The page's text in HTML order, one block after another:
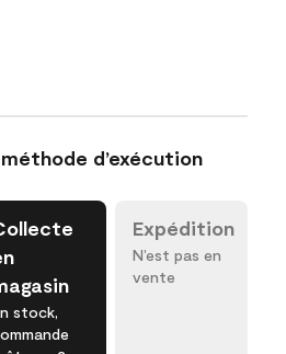
d’exécution
stock,
Expédition
N’est pas en
vente